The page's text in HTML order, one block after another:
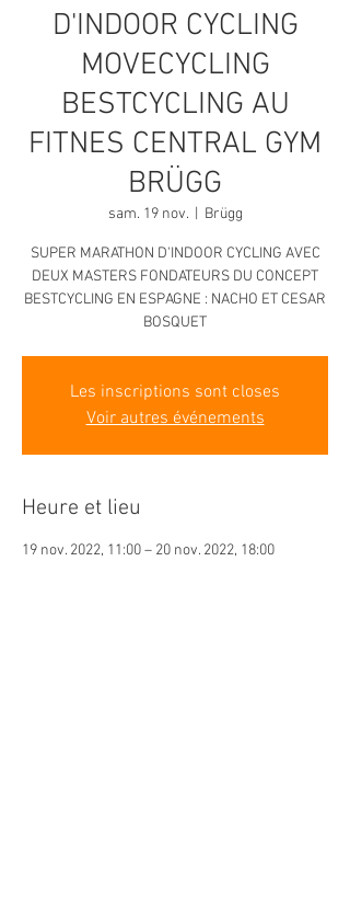
D'INDOOR CYCLING
MOVECYCLING
BESTCYCLING AU
FITNES CENTRAL GYM
BRÜGG
sam. 19 nov.
  |
Brügg
SUPER MARATHON D'INDOOR CYCLING AVEC
DEUX MASTERS FONDATEURS DU CONCEPT
BESTCYCLING EN ESPAGNE : NACHO ET CESAR
BOSQUET
Les inscriptions sont closes
Voir autres événements
Heure et lieu
19 nov. 2022, 11:00 – 20 nov. 2022, 18:00